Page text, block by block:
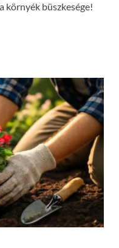
környék büszkesége!